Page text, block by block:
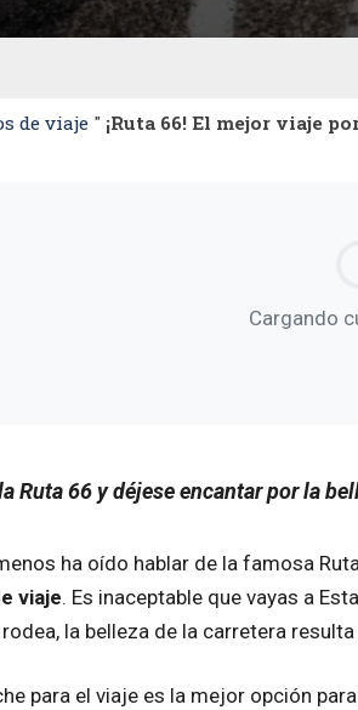
de viaje " ¡Ruta 66! El mejor viaje
Cargando
Ruta 66 y déjese encantar por la
ha oído hablar de la famosa
viaje. Es inaceptable que vayas a
la belleza de la carretera
para el viaje es la mejor opción